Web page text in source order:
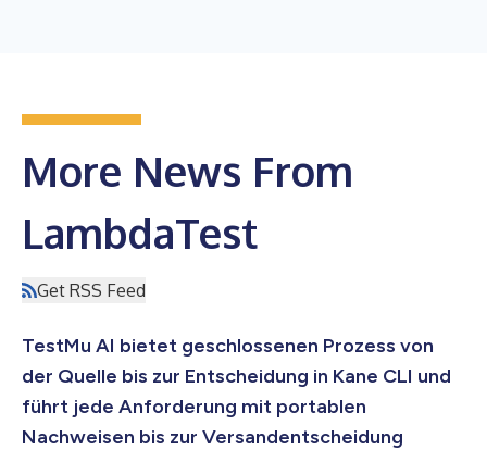
More News From
LambdaTest
Get RSS Feed
TestMu AI bietet geschlossenen Prozess von
der Quelle bis zur Entscheidung in Kane CLI und
führt jede Anforderung mit portablen
Nachweisen bis zur Versandentscheidung